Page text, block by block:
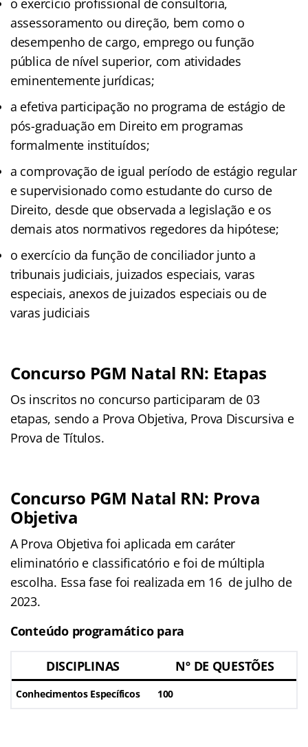
assessoramento ou direção, bem como o
desempenho de cargo, emprego ou função
pública de nível superior, com atividades
eminentemente jurídicas;
a efetiva participação no programa de estágio de
pós-graduação em Direito em programas
formalmente instituídos;
a comprovação de igual período de estágio regular
e supervisionado como estudante do curso de
Direito, desde que observada a legislação e os
demais atos normativos regedores da hipótese;
o exercício da função de conciliador junto a
tribunais judiciais, juizados especiais, varas
especiais, anexos de juizados especiais ou de
varas judiciais
Concurso PGM Natal RN: Etapas
Os inscritos no concurso participaram de 03
etapas, sendo a Prova Objetiva, Prova Discursiva e
Prova de Títulos.
Concurso PGM Natal RN: Prova
Objetiva
A Prova Objetiva foi aplicada em caráter
eliminatório e classificatório e foi de múltipla
escolha. Essa fase foi realizada em 16 de julho de
2023.
Conteúdo programático para
DISCIPLINAS Nº DE QUESTÕES
Conhecimentos Específicos 100